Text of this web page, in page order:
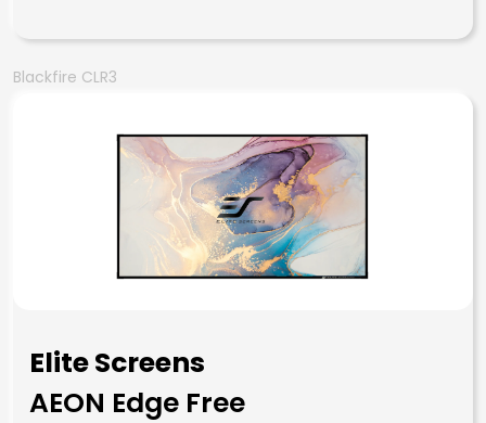
Blackfire CLR3
Elite Screens
AEON Edge Free